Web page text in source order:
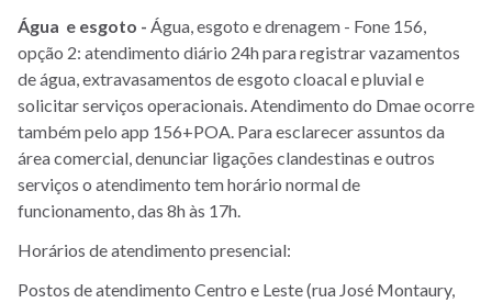
Água e esgoto - Água, esgoto e drenagem - Fone 156,
opção 2: atendimento diário 24h para registrar vazamentos
de água, extravasamentos de esgoto cloacal e pluvial e
solicitar serviços operacionais. Atendimento do Dmae ocorre
também pelo app 156+POA. Para esclarecer assuntos da
área comercial, denunciar ligações clandestinas e outros
serviços o atendimento tem horário normal de
funcionamento, das 8h às 17h.
Horários de atendimento presencial:
Postos de atendimento Centro e Leste (rua José Montaury,